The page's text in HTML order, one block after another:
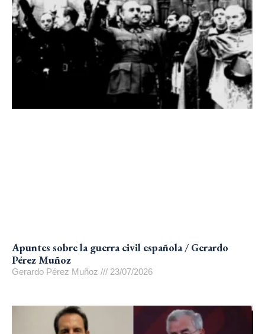
Apuntes sobre la guerra civil española / Gerardo
Pérez Muñoz
Gerardo Pérez Muñoz 23/07/2026